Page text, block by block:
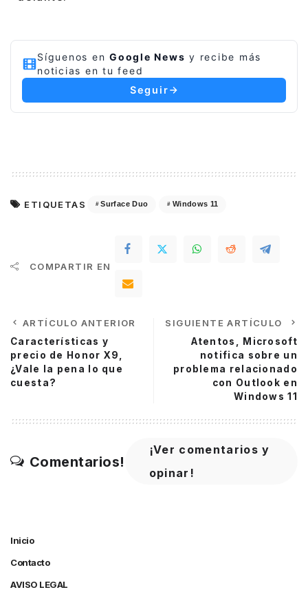
Síguenos en Google News y recibe más
noticias en tu feed
Seguir
ETIQUETAS Surface Duo Windows 11
COMPARTIR EN
ARTÍCULO ANTERIOR
Características y
precio de Honor X9,
¿Vale la pena lo que
cuesta?
SIGUIENTE ARTÍCULO
Atentos, Microsoft
notifica sobre un
problema relacionado
con Outlook en
Windows 11
Comentarios!
¡Ver comentarios y
opinar!
Inicio
Contacto
AVISO LEGAL